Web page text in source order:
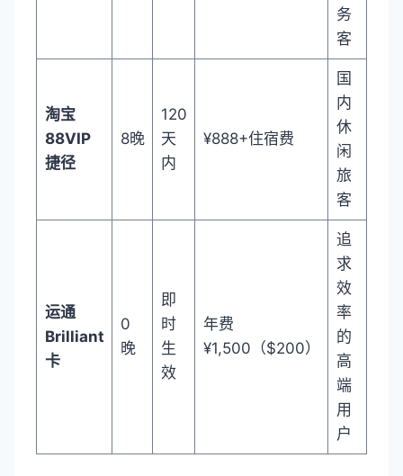
务
客
淘宝
88VIP
捷径
8晚
120
天
内
¥888+住宿费
国
内
休
闲
旅
客
运通
Brilliant
卡
0
晚
即
时
生
效
年费
¥1,500（$200）
追
求
效
率
的
高
端
用
户